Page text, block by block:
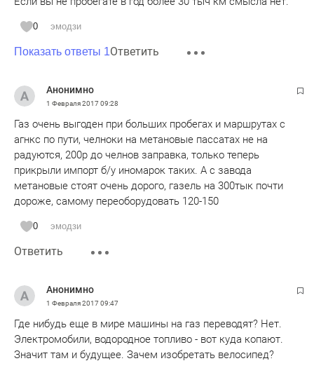
0 эмодзи
Показать ответы 1Ответить
Анонимно
1 Февраля 201709:28
Газ очень выгоден при больших пробегах и маршрутах с
агнкс по пути, челноки на метановые пассатах не на
радуются, 200р до челнов заправка, только теперь
прикрыли импорт б/у иномарок таких. А с завода
метановые стоят очень дорого, газель на 300тык почти
дороже, самому переоборудовать 120-150
0 эмодзи
Ответить
Анонимно
1 Февраля 201709:47
Где нибудь еще в мире машины на газ переводят? Нет.
Электромобили, водородное топливо - вот куда копают.
Значит там и будущее. Зачем изобретать велосипед?